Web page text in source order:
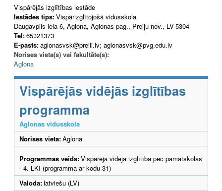
Vispārējās izglītības iestāde
Iestādes tips:Vispārizglītojošā vidusskola
Daugavpils iela 6, Aglona, Aglonas pag., Preiļu nov., LV-5304
Tel:65321373
E-pasts:aglonasvsk@preili.lv; aglonasvsk@pvg.edu.lv
Norises vieta(s) vai fakultāte(s):
Aglona
Vispārējās vidējās izglītības
programma
Aglonas vidusskola
Norises vieta:Aglona
Programmas veids:Vispārējā vidējā izglītība pēc pamatskolas
- 4. LKI (programma ar kodu 31)
Valoda:latviešu (LV)